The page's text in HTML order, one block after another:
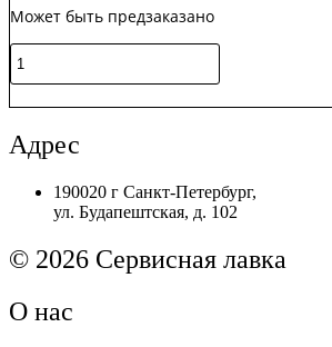
Original
Может быть предзаказано
Количество
товара
5620
Держатель
документа
MF4018/4010
Адрес
190020 г Санкт-Петербург,
ул. Будапештская, д. 102
© 2026 Сервисная лавка
О нас